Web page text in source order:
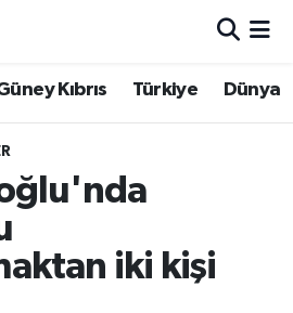
Kıbrıs Türkiye Dünya
iki kişi
ve Fikstür